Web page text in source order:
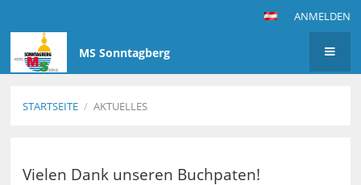
ANMELDEN
MS Sonntagberg
STARTSEITE / AKTUELLES
Vielen Dank unseren Buchpaten!